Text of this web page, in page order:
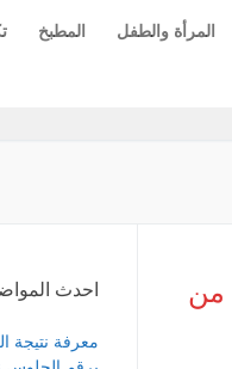
المرأة والطفل المطبخ
من
احدث